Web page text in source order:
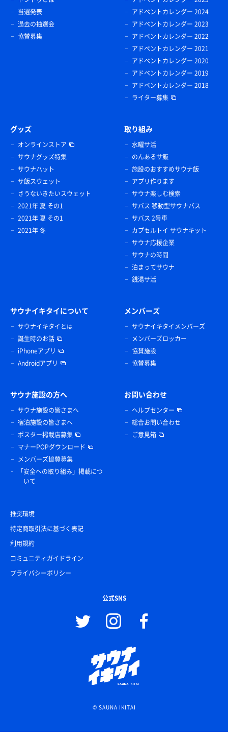
当選発表
過去の抽選会
協賛募集
アドベントカレンダー 2024
アドベントカレンダー 2023
アドベントカレンダー 2022
アドベントカレンダー 2021
アドベントカレンダー 2020
アドベントカレンダー 2019
アドベントカレンダー 2018
ライター募集
グッズ
オンラインストア
サウナグッズ特集
サウナハット
サ飯スウェット
さうないきたいスウェット
2021年 夏 その1
2021年 夏 その1
2021年 冬
取り組み
水曜サ活
のんあるサ飯
施設のおすすめサウナ飯
アプリ作ります
サウナ楽しむ検索
サバス 移動型サウナバス
サバス 2号車
カプセルトイ サウナキット
サウナ応援企業
サウナの時間
泊まってサウナ
銭湯サ活
サウナイキタイについて
サウナイキタイとは
誕生時のお話
iPhoneアプリ
Androidアプリ
メンバーズ
サウナイキタイメンバーズ
メンバーズロッカー
協賛施設
協賛募集
サウナ施設の方へ
サウナ施設の皆さまへ
宿泊施設の皆さまへ
ポスター掲載店募集
マナーPOPダウンロード
メンバーズ協賛募集
「安全への取り組み」掲載につ
いて
お問い合わせ
ヘルプセンター
総合お問い合わせ
ご意見箱
推奨環境
特定商取引法に基づく表記
利用規約
コミュニティガイドライン
プライバシーポリシー
公式SNS
© SAUNA IKITAI